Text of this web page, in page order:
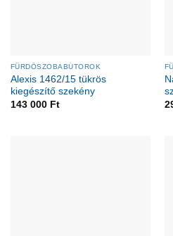
FÜRDŐSZOBABÚTOROK
Alexis 1462/15 tükrös
kiegészítő szekény
143 000 Ft